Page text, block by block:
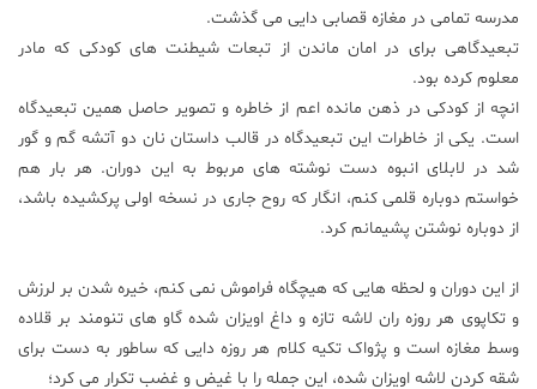
محیط
زیست
علم
و
فناوری
پادکست
مدرسه تمامی در مغازه قصابی دایی می گذشت.
تبعیدگاهی برای در امان ماندن از تبعات شیطنت های کودکی که مادر
معلوم کرده بود.
انچه از کودکی در ذهن مانده اعم از خاطره و تصویر حاصل همین تبعیدگاه
است. یکی از خاطرات این تبعیدگاه در قالب داستان نان دو آتشه گم و گور
شد در لابلای انبوه دست نوشته های مربوط به این دوران. هر بار هم
خواستم دوباره قلمی کنم، انگار که روح جاری در نسخه اولی پرکشیده باشد،
از دوباره نوشتن پشیمانم کرد.
از این دوران و لحظه هایی که هیچگاه فراموش نمی کنم، خیره شدن بر لرزش
و تکاپوی هر روزه ران لاشه تازه و داغ اویزان شده گاو های تنومند بر قلاده
وسط مغازه است و پژواک تکیه کلام هر روزه دایی که ساطور به دست برای
شقه کردن لاشه اویزان شده، این جمله را با غیض و غضب تکرار می کرد؛